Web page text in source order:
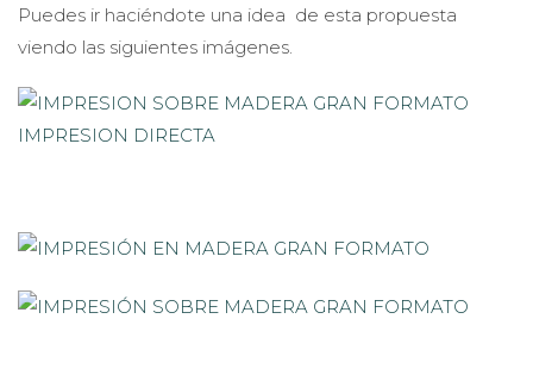
Puedes ir haciéndote una idea de esta propuesta
viendo las siguientes imágenes.